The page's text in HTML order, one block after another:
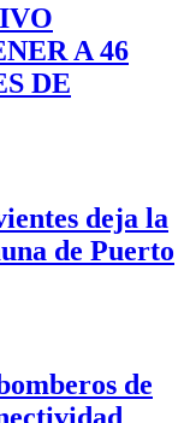
A 46
DE
deja la
de Puerto
de